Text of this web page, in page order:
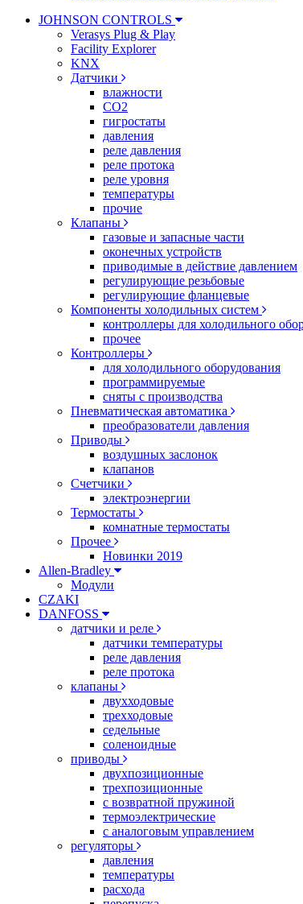
JOHNSON CONTROLS
Verasys Plug & Play
Facility Explorer
KNX
Датчики
влажности
CO2
гигростаты
давления
реле давления
реле протока
реле уровня
температуры
прочие
Клапаны
газовые и запасные части
оконечных устройств
приводимые в действие давлением
регулирующие резьбовые
регулирующие фланцевые
Компоненты холодильных систем
контроллеры для холодильного
прочее
Контроллеры
для холодильного оборудования
программируемые
сняты с производства
Пневматическая автоматика
преобразователи давления
Приводы
воздушных заслонок
клапанов
Счетчики
электроэнергии
Термостаты
комнатные термостаты
Прочее
Новинки 2019
Allen-Bradley
Модули
CZAKI
DANFOSS
датчики и реле
датчики температуры
реле давления
реле протока
клапаны
двухходовые
трехходовые
седельные
соленоидные
приводы
двухпозиционные
трехпозиционные
с возвратной пружиной
термоэлектрические
с аналоговым управлением
регуляторы
давления
температуры
расхода